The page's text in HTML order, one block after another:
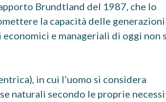
Brundtland del 1987, che lo
la capacità delle generazioni
e manageriali di oggi non
in cui l’uomo si considera
naturali secondo le proprie